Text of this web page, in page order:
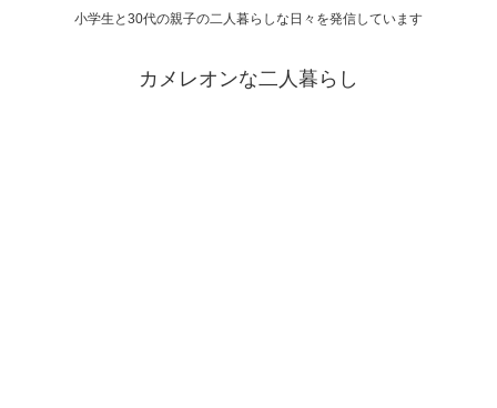
小学生と30代の親子の二人暮らしな日々を発信しています
カメレオンな二人暮らし